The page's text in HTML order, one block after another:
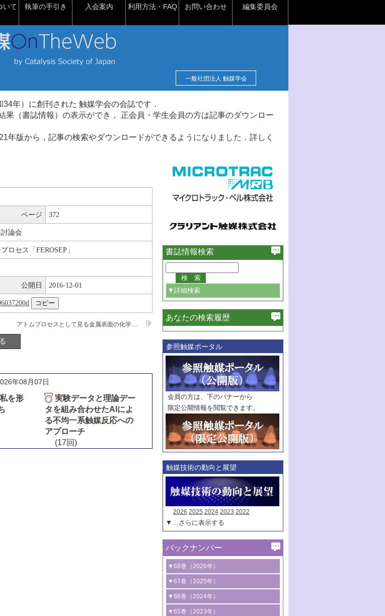
いて 執筆の手引き 入会案内 利用方法・FAQ お問い合わせ 編集委員会
一般社団法人 触媒学会
年）に創刊された 触媒学会の会誌です．
果（書誌情報）の表示ができ， 正会員・学生会員の方は記事のダウンロー
年版から，記事の検索やダウンロードができるようになりました．詳しく
ページ 372
論会
ロセス「FEROSEP」
公開日 2016-12-01
アトムプロセスとして見る金属表面の化学反応
年08月07日
を形
実験データと理論デー
タを組み合わせたAIによ
る不均一系触媒反応への
アプローチ
(17回)
書誌情報検索
▼詳細検索
必ず含む
巻・号指定
巻
号
範囲指定
巻
号～
巻
号
触媒年鑑
年度
記事種別
マーク：
マークあり
あなたの検索履歴
参照触媒ポータル
会員の方は、下のバナーから
限定公開情報を閲覧できます。
触媒技術の動向と展望
2026 2025 2024 2023 2022
▼…さらに表示する
バックナンバー
▼68巻（2026年）
1号 過酸化水素合成に関する研究動向
2号 コンピューター技術により加速する
触媒開発
▼67巻（2025年）
1号 CO
水素化によるグリーン燃料/グリ
ーンケミカル製造
▼66巻（2024年）
1号 低次元ナノ構造を有する触媒材料
▼65巻（2023年）